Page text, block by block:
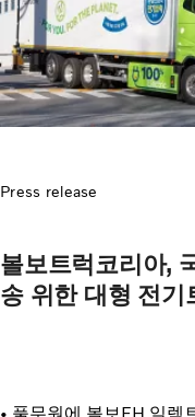
Press release
볼보트럭코리아,
송 위한 대형 전기